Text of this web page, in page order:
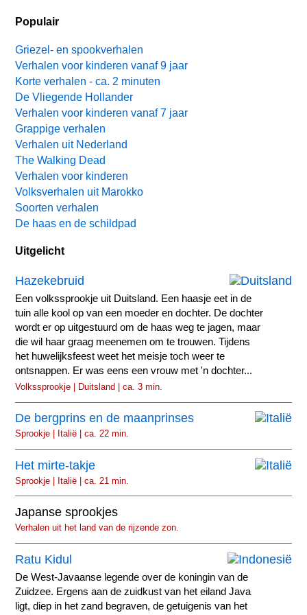
Populair
Griezel- en spookverhalen
Verhalen voor kinderen vanaf 9 jaar
Korte verhalen - ca. 2 minuten
De Vliegende Hollander
Verhalen voor kinderen vanaf 7 jaar
Grappige verhalen
Verhalen uit Nederland
The Walking Dead
Verhalen voor kinderen
Volksverhalen uit Marokko
Soorten verhalen
De haas en de schildpad
Uitgelicht
Hazekebruid
Een volkssprookje uit Duitsland. Een haasje eet in de
tuin alle kool op van een moeder en dochter. De dochter
wordt er op uitgestuurd om de haas weg te jagen, maar
die wil haar graag meenemen om te trouwen. Tijdens
het huwelijksfeest weet het meisje toch weer te
ontsnappen. Er was eens een vrouw met 'n dochter...
Volkssprookje | Duitsland | ca. 3 min.
De bergprins en de maanprinses
Sprookje | Italië | ca. 22 min.
Het mirte-takje
Sprookje | Italië | ca. 21 min.
Japanse sprookjes
Verhalen uit het land van de rijzende zon.
Ratu Kidul
De West-Javaanse legende over de koningin van de
Zuidzee. Ergens aan de zuidkust van het eiland Java
ligt, diep in het zand begraven, de getuigenis van het